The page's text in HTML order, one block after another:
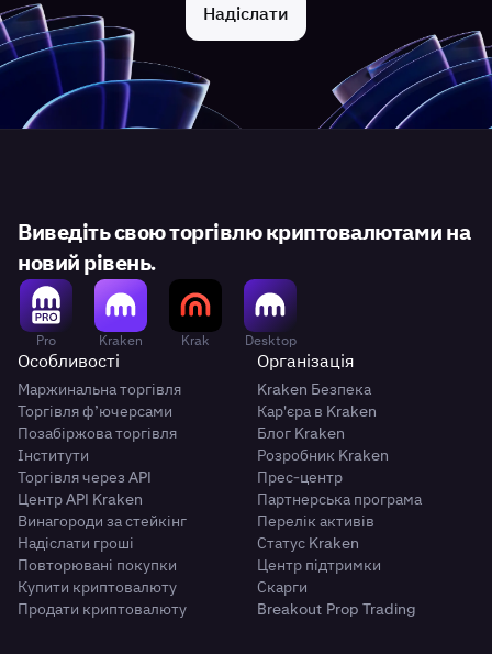
Надіслати
Виведіть свою торгівлю криптовалютами на
новий рівень.
Pro Kraken Krak Desktop
Особливості
Маржинальна торгівля
Торгівля ф’ючерсами
Позабіржова торгівля
Інститути
Торгівля через API
Центр API Kraken
Винагороди за стейкінг
Надіслати гроші
Повторювані покупки
Купити криптовалюту
Продати криптовалюту
Організація
Kraken Безпека
Кар'єра в Kraken
Блог Kraken
Розробник Kraken
Прес-центр
Партнерська програма
Перелік активів
Статус Kraken
Центр підтримки
Скарги
Breakout Prop Trading